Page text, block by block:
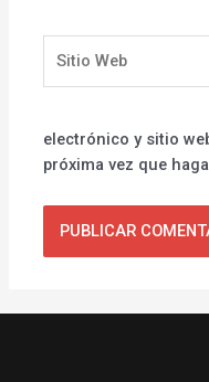
Web
electrónico y sitio
próxima vez que